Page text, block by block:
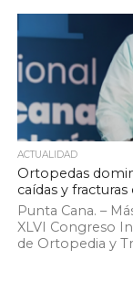
ACTUALIDAD
Ortopedas
caídas y
Punta Cana. –
XLVI Congreso
de Ortopedia y